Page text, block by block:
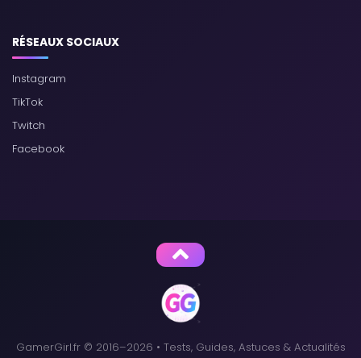
RÉSEAUX SOCIAUX
Instagram
TikTok
Twitch
Facebook
GamerGirl.fr © 2016–2026 • Tests, Guides, Astuces & Actualités